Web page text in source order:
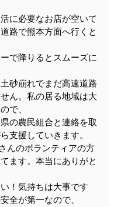
に必要なお店が空いて
路で熊本方面へ行くと
で降りるとスムーズに
砂崩れでまだ高速道路
ん。私の居る地域は大
で、
の農民組合と連絡を取
支援していきます。
んのボランティアの方
ます。本当にありがと
！気持ちは大事です
全が第一なので、